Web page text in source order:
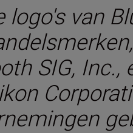
logo's van
SIG, Inc.,